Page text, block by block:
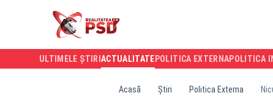
ULTIMELE ȘTIRI ACTUALITATE POLITICA EXTERNAPOLITICA
Acasă Știri Politica Externa